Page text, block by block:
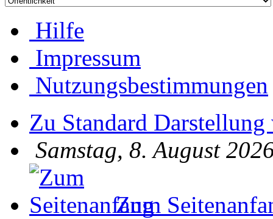
Hilfe
Impressum
Nutzungsbestimmungen
Zu Standard Darstellung
Samstag, 8. August
Zum